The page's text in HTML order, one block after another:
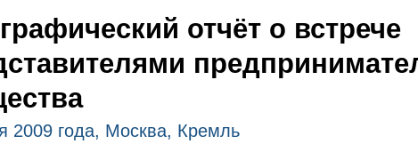
отчёт о встрече
2009 года, Москва, Кремль